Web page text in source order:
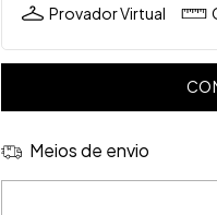
Provador Virtual
Meios de envio
Entregas para o CEP: